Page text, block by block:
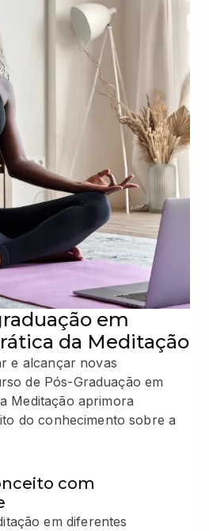
em
da Meditação
e alcançar novas
de Pós-Graduação em
Meditação aprimora
do conhecimento sobre a
com
em diferentes